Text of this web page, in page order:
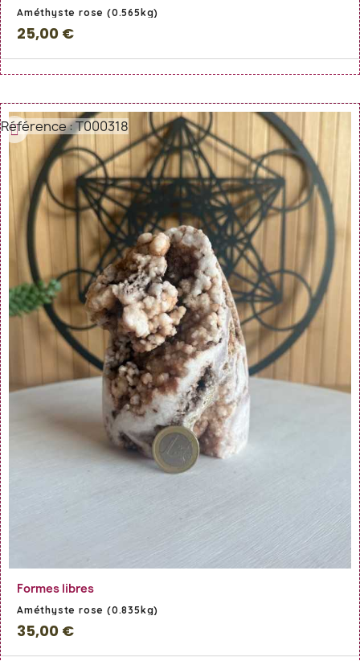
Améthyste rose (0.565kg)
25,00 €
Formes libres
Améthyste rose (0.835kg)
35,00 €
Référence : T000318